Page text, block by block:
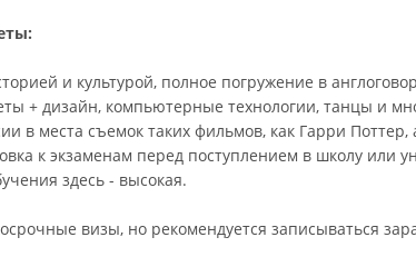
и культурой, полное погружение в
+ дизайн, компьютерные технологии, танцы и
в места съемок таких фильмов, как Гарри Поттер,
к экзаменам перед поступлением в школу или
здесь - высокая.
визы, но рекомендуется записываться